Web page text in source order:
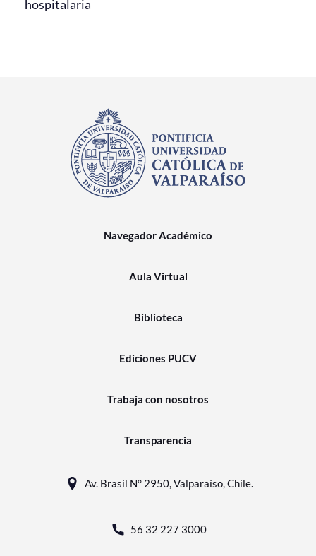
hospitalaria
Navegador Académico
Aula Virtual
Biblioteca
Ediciones PUCV
Trabaja con nosotros
Transparencia
Av. Brasil N° 2950, Valparaíso, Chile.
56 32 227 3000